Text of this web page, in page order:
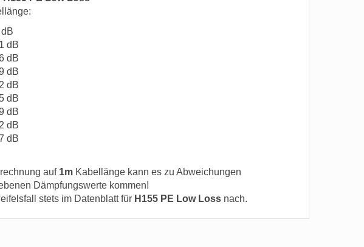
dB
dB
dB
dB
dB
dB
dB
dB
auf 1m Kabellänge kann es zu Abweichungen
Dämpfungswerte kommen!
stets im Datenblatt für H155 PE Low Loss nach.